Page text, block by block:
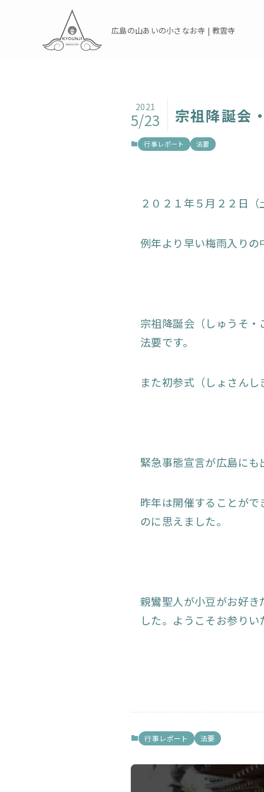
広島の山あいの小さなお寺 | 教雲寺
宗祖降誕会
2021
5/23
行事レポート 法要
２０２１年５月２２日（
例年より早い梅雨入り
宗祖降誕会（しゅうそ
法要です。
また初参式（しょさん
緊急事態宣言が広島に
昨年は開催することが
のに思えました。
親鸞聖人が小豆がお好
した。ようこそお参り
行事レポート 法要